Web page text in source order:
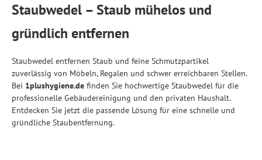
Staubwedel – Staub mühelos und
gründlich entfernen
Staubwedel entfernen Staub und feine Schmutzpartikel
zuverlässig von Möbeln, Regalen und schwer erreichbaren Stellen.
Bei 1plushygiene.de finden Sie hochwertige Staubwedel für die
professionelle Gebäudereinigung und den privaten Haushalt.
Entdecken Sie jetzt die passende Lösung für eine schnelle und
gründliche Staubentfernung.